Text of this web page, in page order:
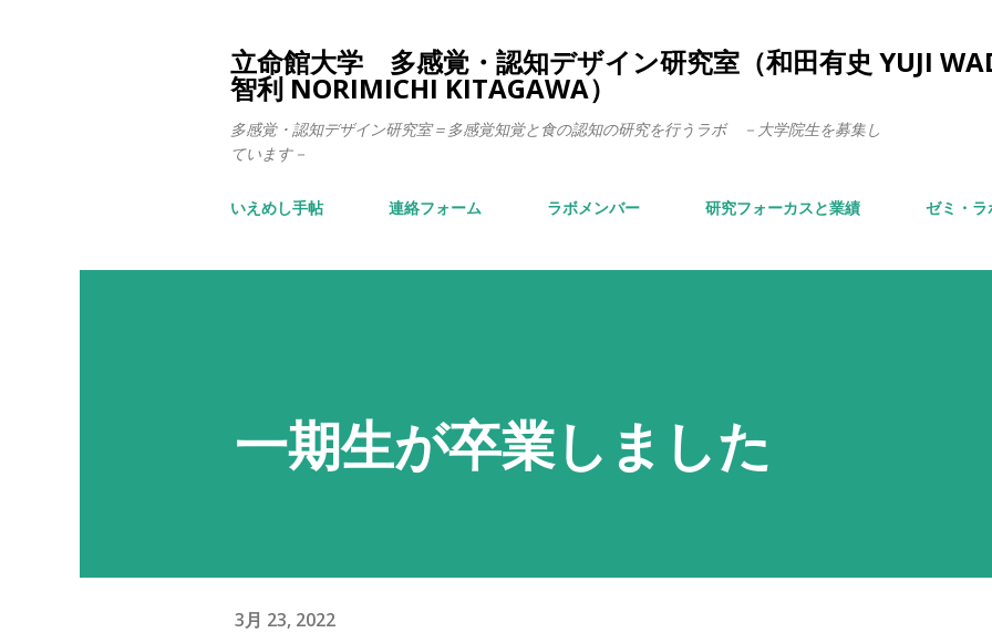
立命館大学 多感覚・認知デザイン研究室（和田有史 YUJI
智利 NORIMICHI KITAGAWA）
多感覚・認知デザイン研究室＝多感覚知覚と食の認知の研究を行うラボ －大学院生を募集し
ています－
いえめし手帖 連絡フォーム ラボメンバー 研究フォーカスと業績 ゼミ・ラ
一期生が卒業しました
3月 23, 2022